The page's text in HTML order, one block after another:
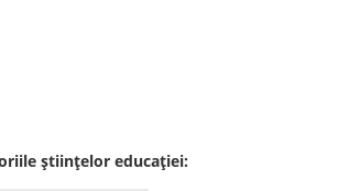
științelor educației: